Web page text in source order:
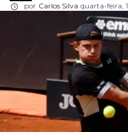
por Carlos Silva quarta-feira,